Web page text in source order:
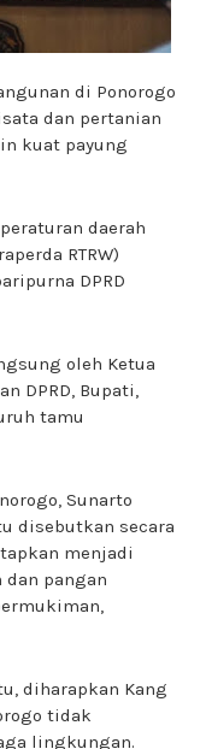
di Ponorogo
dan pertanian
kuat payung
daerah
RTRW)
DPRD
oleh Ketua
DPRD, Bupati,
tamu
Sunarto
disebutkan secara
menjadi
dan pangan
diharapkan Kang
tidak
lingkungan.